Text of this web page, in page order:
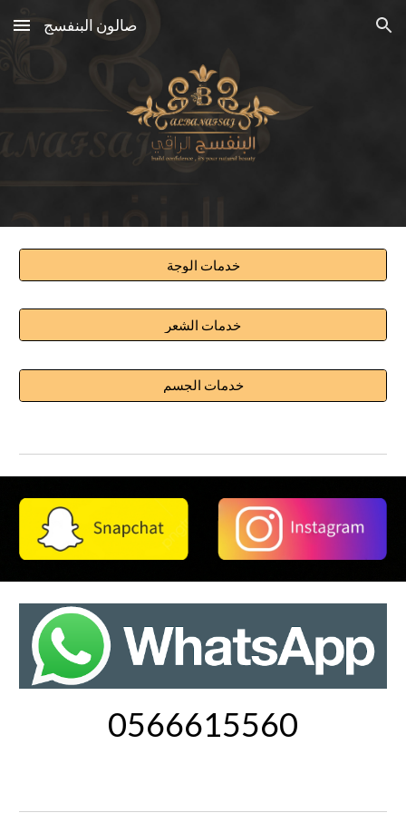
Skip to main content Skip to navigation صالون البنفسج
خدمات الوجة
خدمات الشعر
خدمات الجسم
0566615560